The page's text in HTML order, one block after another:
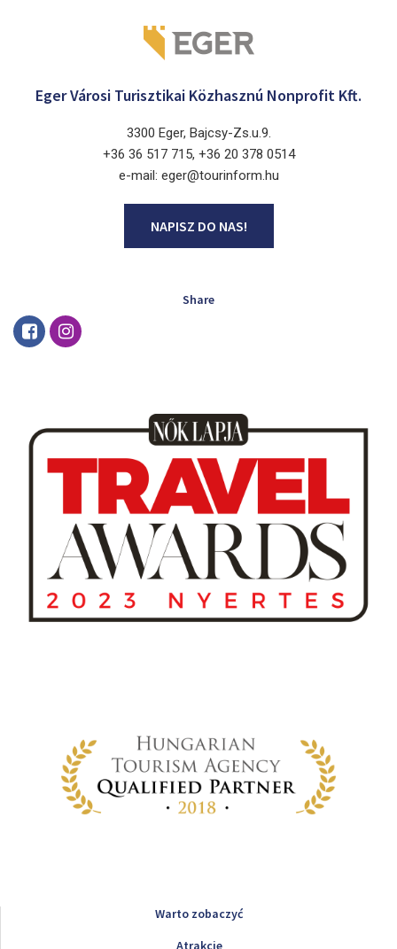
Eger Városi Turisztikai Közhasznú Nonprofit Kft.
3300 Eger, Bajcsy-Zs.u.9.
+36 36 517 715, +36 20 378 0514
e-mail: eger@tourinform.hu
NAPISZ DO NAS!
Share
Warto zobaczyć
Atrakcje